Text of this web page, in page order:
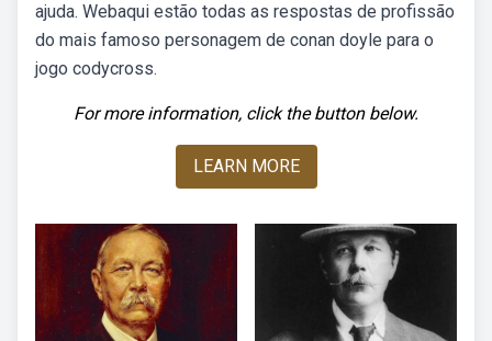
ajuda. Webaqui estão todas as respostas de profissão
do mais famoso personagem de conan doyle para o
jogo codycross.
For more information, click the button below.
LEARN MORE